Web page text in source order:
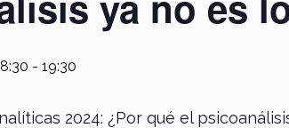
- 19:30
2024: ¿Por qué el